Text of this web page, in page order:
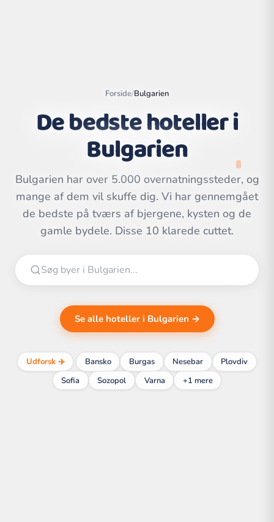
Leaflet |©
contributors | ©
CARTO
Forside/Bulgarien
De bedste hoteller i
Bulgarien
Bulgarien har over 5.000 overnatningssteder, og
mange af dem vil skuffe dig. Vi har gennemgået
de bedste på tværs af bjergene, kysten og de
gamle bydele. Disse 10 klarede cuttet.
Se alle hoteller i Bulgarien →
Udforsk ✈️ Bansko Burgas Nesebar
Plovdiv
Sofia
Sozopol Varna +1 mere